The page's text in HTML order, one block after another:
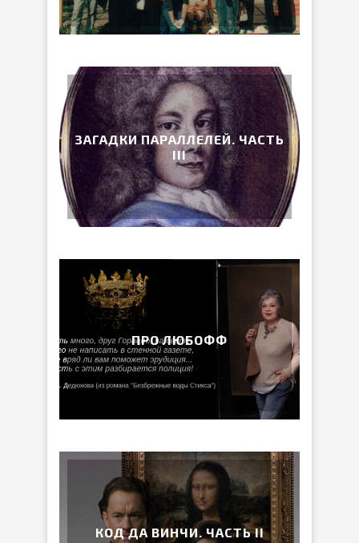
ЗАГАДКИ ПАРАЛЛЕЛЕЙ. ЧАСТЬ
III
ПРО ЛЮБОФФ
КОД ДА ВИНЧИ. ЧАСТЬ II